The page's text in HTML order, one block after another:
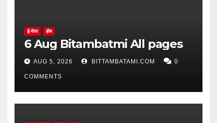
ई-पेपर होम
6 Aug Bitambatmi All pages
AUG 5, 2026 BITTAMBATAMI.COM 0
COMMENTS